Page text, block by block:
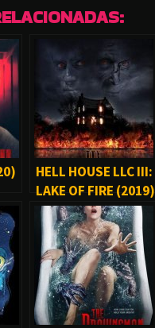
HELL HOUSE LLC III:
LAKE OF FIRE (2019)